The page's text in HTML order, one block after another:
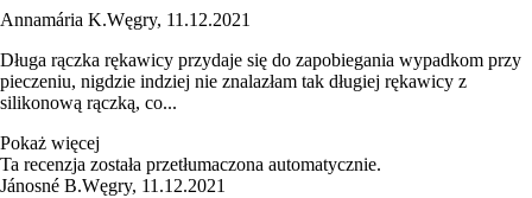
Annamária K.Węgry, 11.12.2021
Długa rączka rękawicy przydaje się do zapobiegania wypadkom przy
pieczeniu, nigdzie indziej nie znalazłam tak długiej rękawicy z
silikonową rączką, co...
Pokaż więcej
Ta recenzja została przetłumaczona automatycznie.
Jánosné B.Węgry, 11.12.2021